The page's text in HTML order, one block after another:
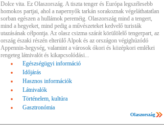
Dolce vita. Ez Olaszország. A tiszta tenger és Európa legszélesebb
homokos partjai, ahol a napernyők tarkán sorakoznak végeláthatatlan
sorban egészen a hullámok pereméig. Olaszország mind a tengert,
mind a hegyeket, mind pedig a művészeteket kedvelő turisták
utazásának célpontja. Az olasz csizma szárát körülölelő tengerpart, az
ország északi részén elterülő Alpok és az országon végighúzódó
Appennin-hegység, valamint a városok ókori és középkori emlékei
rengeteg látnivalót és kikapcsolódási...
Egészségügyi információ
Időjárás
Hasznos információk
Látnivalók
Történelem, kultúra
Gasztronómia
Olaszország